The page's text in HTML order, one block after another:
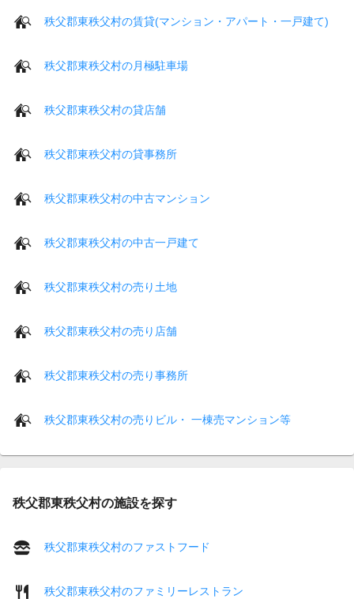
秩父郡東秩父村の賃貸(マンション・アパート・一戸建て)
秩父郡東秩父村の月極駐車場
秩父郡東秩父村の貸店舗
秩父郡東秩父村の貸事務所
秩父郡東秩父村の中古マンション
秩父郡東秩父村の中古一戸建て
秩父郡東秩父村の売り土地
秩父郡東秩父村の売り店舗
秩父郡東秩父村の売り事務所
秩父郡東秩父村の売りビル・ 一棟売マンション等
秩父郡東秩父村の施設を探す
秩父郡東秩父村のファストフード
秩父郡東秩父村のファミリーレストラン